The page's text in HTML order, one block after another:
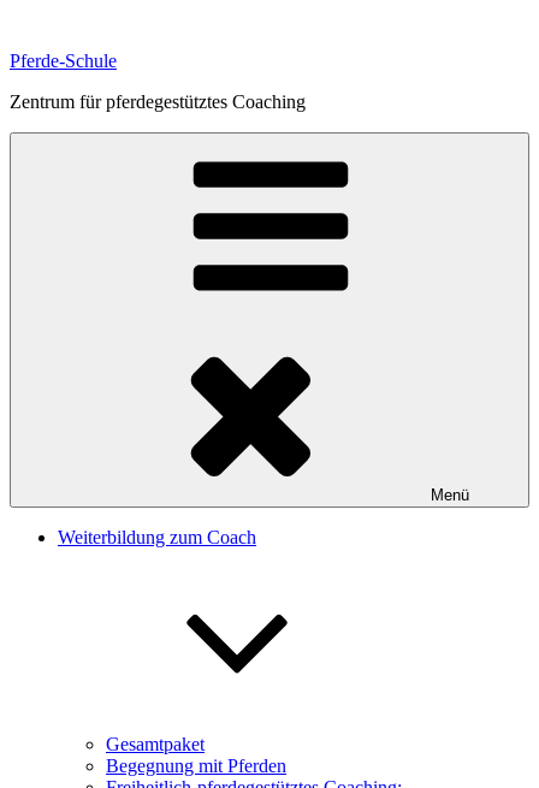
springen
Pferde-Schule
Zentrum für pferdegestütztes Coaching
Menü
Weiterbildung zum Coach
Gesamtpaket
Begegnung mit Pferden